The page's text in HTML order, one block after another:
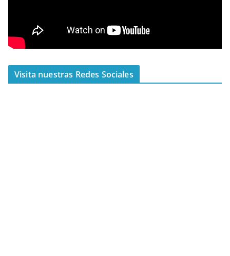
Visita nuestras Redes Sociales